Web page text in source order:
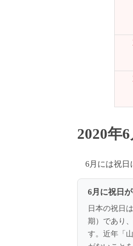
2020年
6月には祝日
6月に祝日
日本の祝日
期）であり
す。近年「